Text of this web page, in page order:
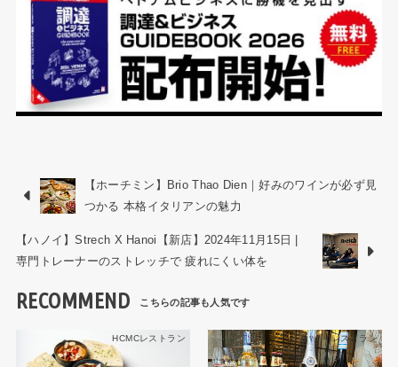
【ホーチミン】Brio Thao Dien｜好みのワインが必ず見
つかる 本格イタリアンの魅力
【ハノイ】Strech X Hanoi【新店】2024年11月15日 |
専門トレーナーのストレッチで 疲れにくい体を
RECOMMEND
HCMCレストラン ハノイレストラン